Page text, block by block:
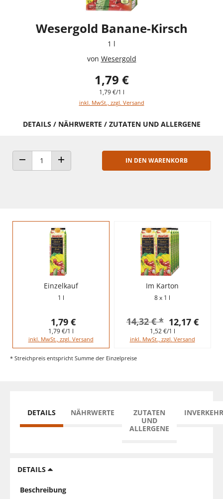
Wesergold Banane-Kirsch
1 l
von Wesergold
1,79 €
1,79 €/1 l
inkl. MwSt., zzgl. Versand
DETAILS / NÄHRWERTE / ZUTATEN UND ALLERGENE
ANZAHL VERRINGERNANZAHL ERHÖHEN
IN DEN WARENKORB
Einzelkauf
1 l
1,79 €
1,79 €/1 l
inkl. MwSt., zzgl. Versand
Im Karton
8 x 1 l
12,17 €
14,32 € *
1,52 €/1 l
inkl. MwSt., zzgl. Versand
* Streichpreis entspricht Summe der Einzelpreise
DETAILS NÄHRWERTE
ZUTATEN
UND
ALLERGENE
DETAILS
Beschreibung